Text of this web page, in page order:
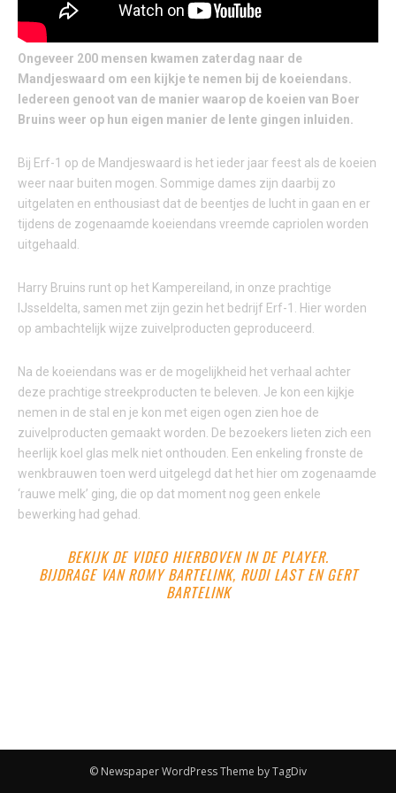
Ongeveer 200 mensen kwamen zaterdag naar de
Mandjeswaard om een kijkje te nemen bij de koeiendans.
Iedereen genoot van de manier waarop de koeien van Boer
Bruins weer op hun eigen manier de lente gingen inluiden.
Bij Erf-1 op de Mandjeswaard is het ieder jaar feest als de koeien
weer naar buiten mogen. Sommige dames zijn daarbij zo
uitgelaten en enthousiast dat de beentjes de lucht in gaan en er
tijdens de zogenaamde koeiendans vreemde capriolen worden
uitgehaald.
Harry Bruins runt op het Kampereiland, in onze prachtige
IJsseldelta, samen met zijn gezin het bedrijf Erf-1. Hier worden
op ambachtelijk wijze zuivelproducten geproduceerd.
Na de koeiendans was er de mogelijkheid het verhaal achter
deze prachtige streekproducten te beleven. Je kon een kijkje
nemen in de stal en je kon met eigen ogen zien hoe de
zuivelproducten gemaakt worden. De bezoekers lieten zich een
heerlijk koel glas melk niet onthouden. Een enkeling fronste de
wenkbrauwen toen werd uitgelegd dat het hier om zogenaamde
‘rauwe melk’ ging, die op dat moment nog geen enkele
bewerking had gehad.
BEKIJK DE VIDEO HIERBOVEN IN DE PLAYER.
BIJDRAGE VAN ROMY BARTELINK, RUDI LAST EN GERT
BARTELINK
© Newspaper WordPress Theme by TagDiv